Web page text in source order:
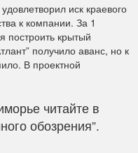
удовлетворил иск краевого
к компании. За 1
построить крытый
получило аванс, но к
В проектной
читайте в
обозрения”.